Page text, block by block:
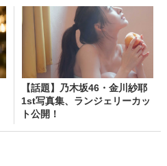
【話題】乃木坂46・金川紗耶
1st写真集、ランジェリーカッ
ト公開！